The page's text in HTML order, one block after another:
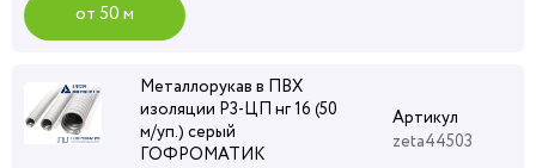
от 50 м
Металлорукав в ПВХ
изоляции Р3-ЦП нг 16 (50
м/уп.) серый
ГОФРОМАТИК
Артикул
zeta44503